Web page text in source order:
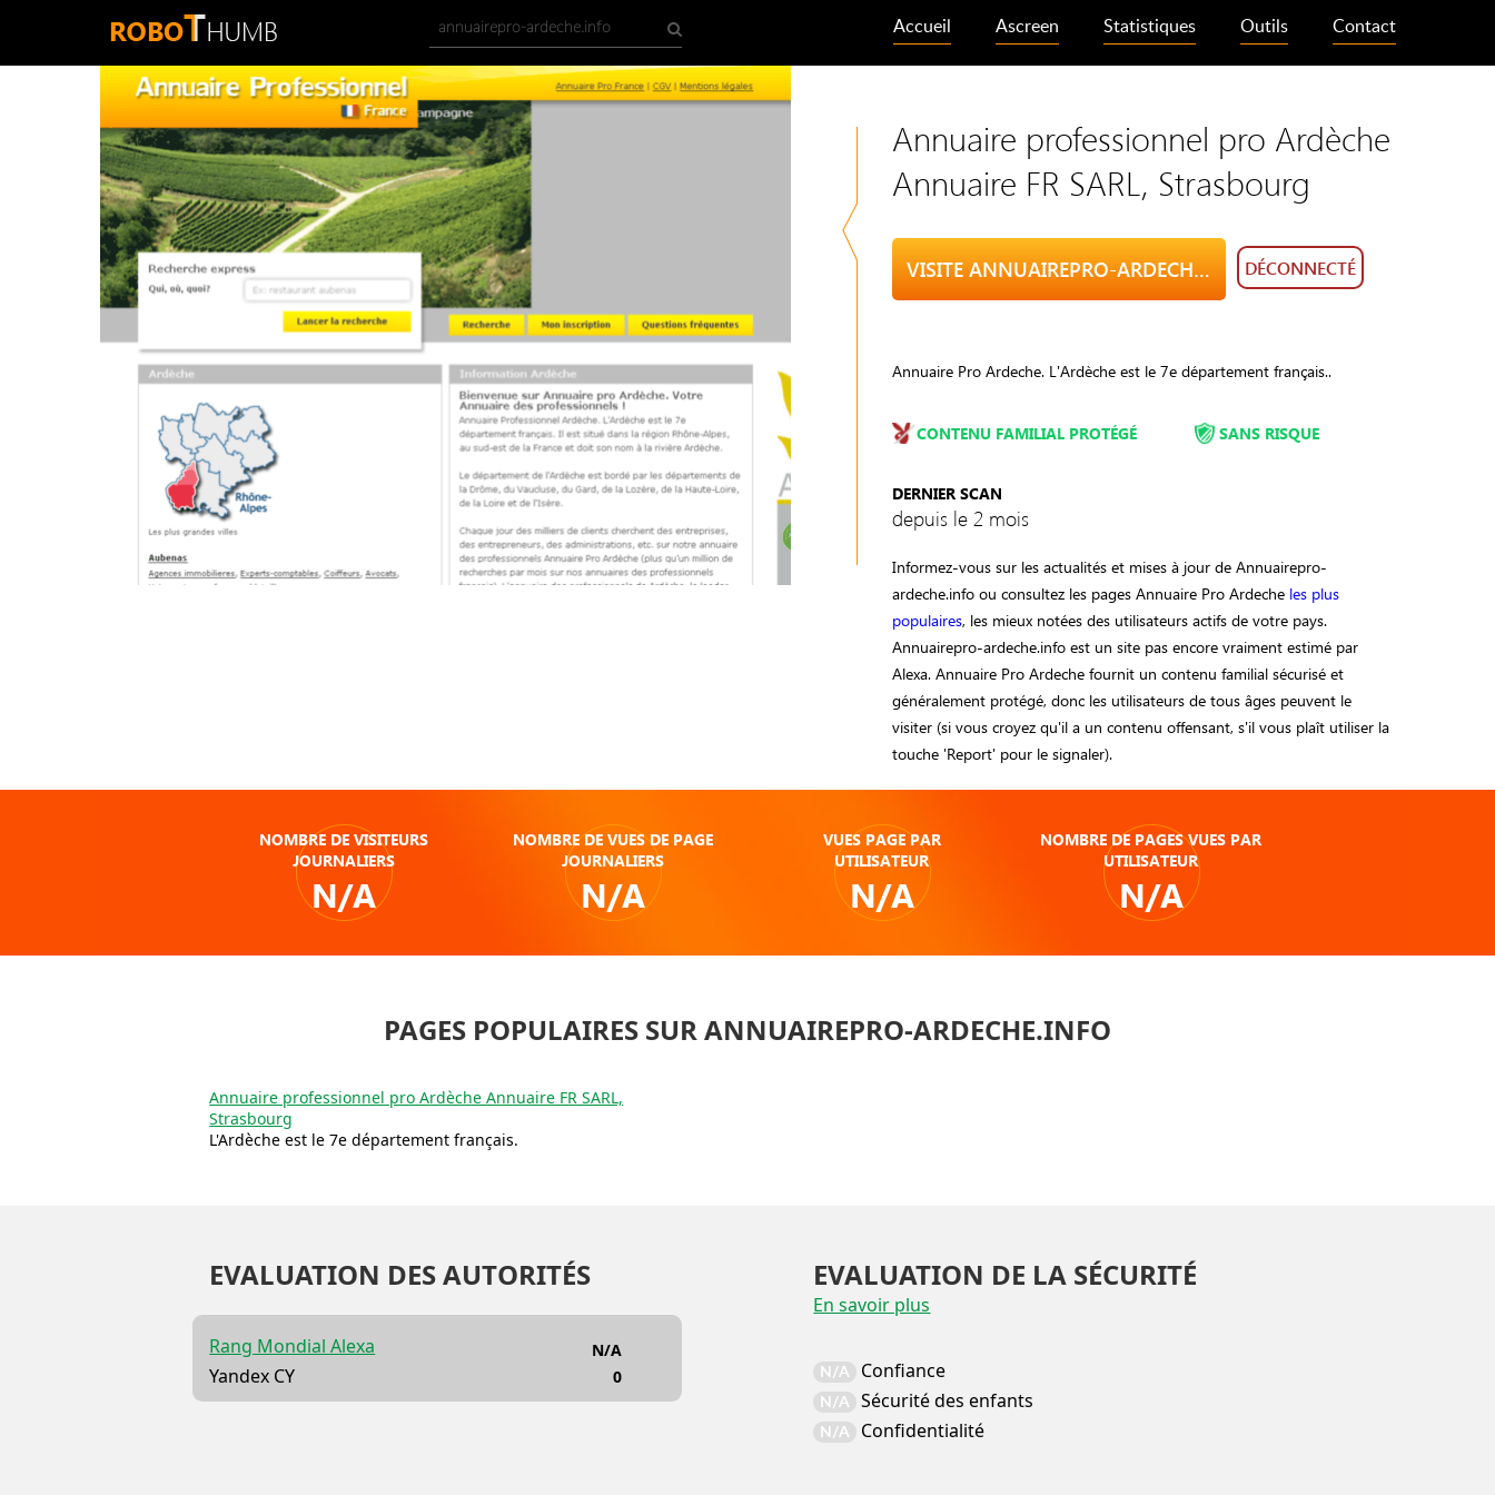
Accueil Ascreen Statistiques Outils Contact
Annuaire professionnel pro Ardèche
Annuaire FR SARL, Strasbourg
VISITE ANNUAIREPRO-ARDECHE.INFO DÉCONNECTÉ
Annuaire Pro Ardeche. L'Ardèche est le 7e département français..
CONTENU FAMILIAL PROTÉGÉ
DERNIER SCAN
depuis le 2 mois
SANS RISQUE
Informez-vous sur les actualités et mises à jour de Annuairepro-
ardeche.info ou consultez les pages Annuaire Pro Ardeche les plus
populaires, les mieux notées des utilisateurs actifs de votre pays.
Annuairepro-ardeche.info est un site pas encore vraiment estimé par
Alexa. Annuaire Pro Ardeche fournit un contenu familial sécurisé et
généralement protégé, donc les utilisateurs de tous âges peuvent le
visiter (si vous croyez qu'il a un contenu offensant, s'il vous plaît utiliser la
touche 'Report' pour le signaler).
NOMBRE DE VISITEURS
JOURNALIERS
N/A
NOMBRE DE VUES DE PAGE
JOURNALIERS
N/A
VUES PAGE PAR
UTILISATEUR
N/A
NOMBRE DE PAGES VUES PAR
UTILISATEUR
N/A
PAGES POPULAIRES SUR ANNUAIREPRO-ARDECHE.INFO
Annuaire professionnel pro Ardèche Annuaire FR SARL,
Strasbourg
L'Ardèche est le 7e département français.
EVALUATION DES AUTORITÉS
Rang Mondial Alexa
Yandex CY
N/A
0
EVALUATION DE LA SÉCURITÉ
En savoir plus
N/A Confiance
N/A Sécurité des enfants
N/A Confidentialité